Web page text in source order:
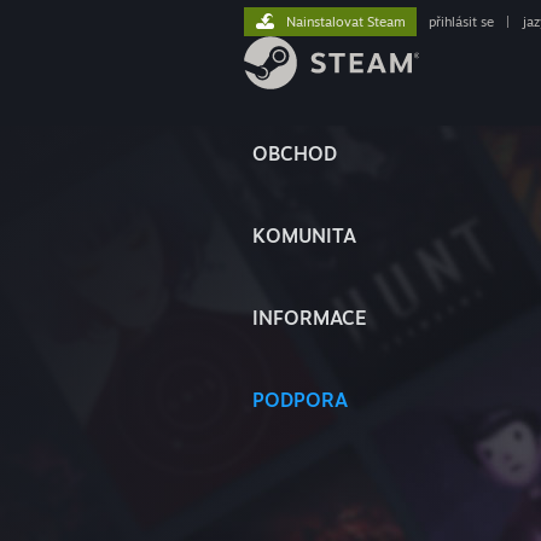
OBCHOD
KOMUNITA
INFORMACE
PODPORA
Nainstalovat Steam přihlásit se